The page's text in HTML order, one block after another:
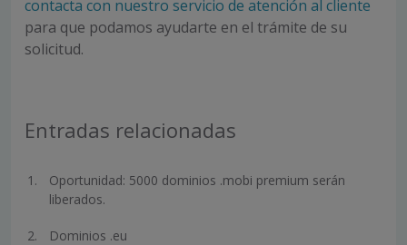
contacta con nuestro servicio de atención al cliente
para que podamos ayudarte en el trámite de su
solicitud.
Entradas relacionadas
Oportunidad: 5000 dominios .mobi premium serán
liberados.
Dominios .eu